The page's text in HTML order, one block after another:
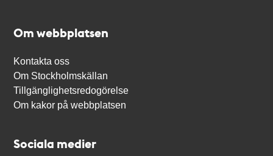
Om webbplatsen
Kontakta oss
Om Stockholmskällan
Tillgänglighetsredogörelse
Om kakor på webbplatsen
Sociala medier